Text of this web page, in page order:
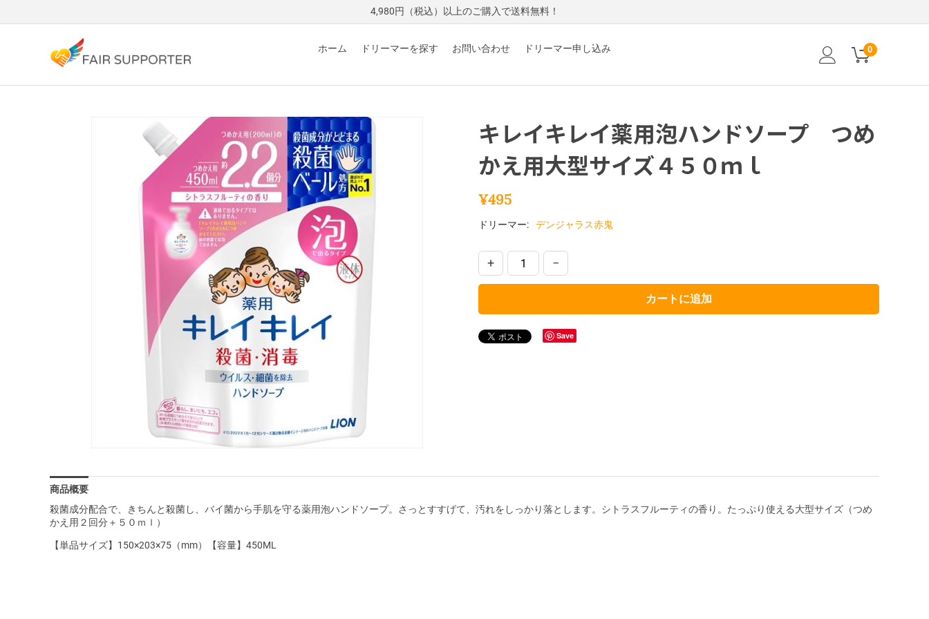
4,980円（税込）以上のご購入で送料無料！
ホーム ドリーマーを探す お問い合わせ ドリーマー申し込み 0
キレイキレイ薬用泡ハンドソープ つめ
かえ用大型サイズ４５０ｍｌ
¥495
ドリーマー: デンジャラス赤鬼
+ −
カートに追加
Save
商品概要
殺菌成分配合で、きちんと殺菌し、バイ菌から手肌を守る薬用泡ハンドソープ。さっとすすげて、汚れをしっかり落とします。シトラスフルーティの香り。たっぷり使える大型サイズ（つめ
かえ用２回分＋５０ｍｌ）
【単品サイズ】150×203×75（mm）【容量】450ML